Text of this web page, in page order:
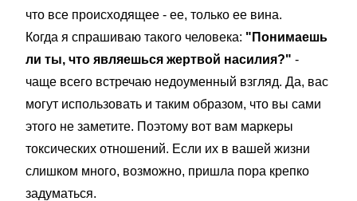
что все происходящее - ее, только ее вина.
Когда я спрашиваю такого человека: "Понимаешь
ли ты, что являешься жертвой насилия?" -
чаще всего встречаю недоуменный взгляд. Да, вас
могут использовать и таким образом, что вы сами
этого не заметите. Поэтому вот вам маркеры
токсических отношений. Если их в вашей жизни
слишком много, возможно, пришла пора крепко
задуматься.